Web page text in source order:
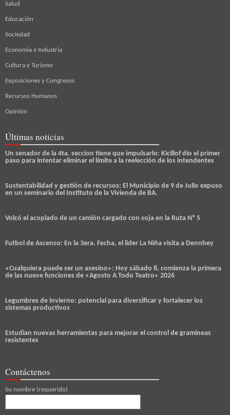
Salud
Educación
Sociedad
Economía e Industria
Cultura y Turismo
Exposiciones y Congresos
Recursos Humanos
Opinión
Últimas noticias
Un senador de la 4ta. seccion tiene que impulsarlo: Kicillof dio el primer
paso para intentar eliminar el límite a la reelección de los intendentes
Sustentabilidad y gestión de recursos: El Municipio de 9 de Julio expuso
en un seminario del Instituto de la Vivienda de BA.
Volcó el acoplado de un camión cargado con soja en la Ruta Nº 5
Futbol de Ascenso: En la 3era. Fecha, el lider La Niña visita a Dennhey
«Cualquiera puede ser un asesino»: Hoy sábado 8, comienza la primera
de las nueve funciones de «Agosto A Todo Teatro» 2026
Legumbres de invierno: potencial para diversificar y fortalecer los
sistemas productivos
Estudian nuevas herramientas para mejorar el control de gramíneas
resistentes
Contáctenos
Su nombre (requerido)